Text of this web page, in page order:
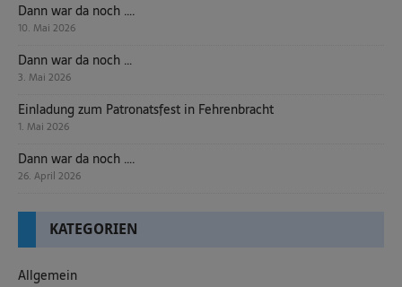
Dann war da noch ….
10. Mai 2026
Dann war da noch …
3. Mai 2026
Einladung zum Patronatsfest in Fehrenbracht
1. Mai 2026
Dann war da noch ….
26. April 2026
KATEGORIEN
Allgemein